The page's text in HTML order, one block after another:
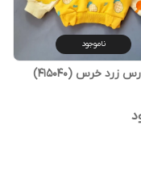
ناموجود
زرد خرس (415040)